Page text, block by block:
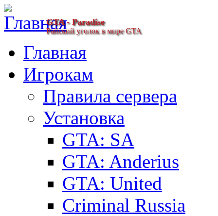
GTA - Paradise
Райский уголок в мире GTA
Главная
Игрокам
Правила сервера
Установка
GTA: SA
GTA: Anderius
GTA: United
Criminal Russia